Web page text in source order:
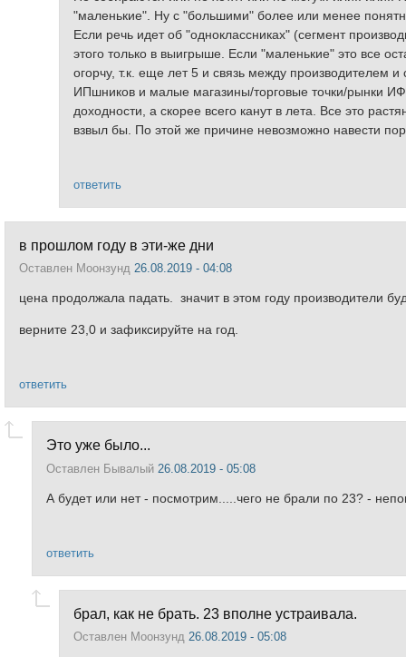
"маленькие". Ну с "большими" более или менее
Если речь идет об "одноклассниках" (сегмент
этого только в выигрыше. Если "маленькие" это все
огорчу, т.к. еще лет 5 и связь между производителем
ИПшников и малые магазины/торговые точки/рынки
доходности, а скорее всего канут в лета. Все это
взвыл бы. По этой же причине невозможно навести
ответить
в прошлом году в эти-же дни
Оставлен Моонзунд 26.08.2019 - 04:08
цена продолжала падать. значит в этом году производители
верните 23,0 и зафиксируйте на год.
ответить
Это уже было...
Оставлен Бывалый 26.08.2019 - 05:08
А будет или нет - посмотрим.....чего не брали по 23? -
ответить
брал, как не брать. 23 вполне устраивала.
Оставлен Моонзунд 26.08.2019 - 05:08